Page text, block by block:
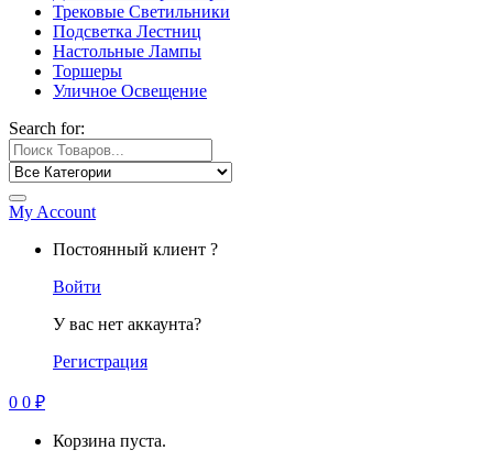
Трековые Светильники
Подсветка Лестниц
Настольные Лампы
Торшеры
Уличное Освещение
Search for:
My Account
Постоянный клиент ?
Войти
У вас нет аккаунта?
Регистрация
0 0 ₽
Корзина пуста.